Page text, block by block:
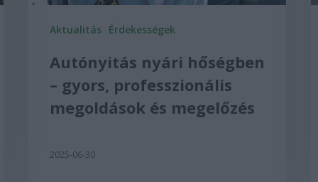
Aktualitás Érdekességek
Autónyitás nyári hőségben
– gyors, professzionális
megoldások és megelőzés
2025-06-30